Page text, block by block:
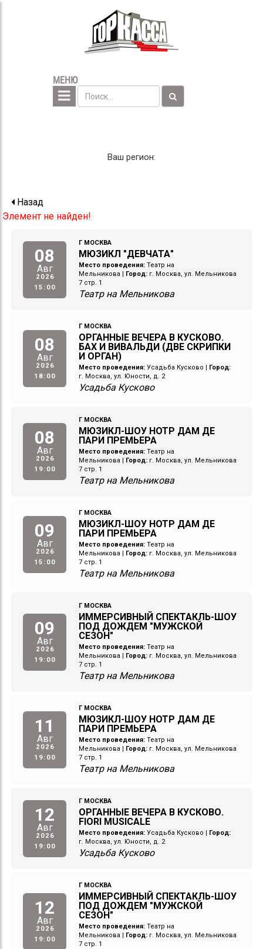
МЕНЮ
Ваш регион:
Назад
Элемент не найден!
08
Авг
2026
15:00
Г МОСКВА
МЮЗИКЛ "ДЕВЧАТА"
Место проведения: Театр на
Мельникова
Город: г. Москва, ул. Мельникова
7 стр. 1
Театр на Мельникова
08
Авг
2026
18:00
Г МОСКВА
ОРГАННЫЕ ВЕЧЕРА В КУСКОВО.
БАХ И ВИВАЛЬДИ (ДВЕ СКРИПКИ
И ОРГАН)
Место проведения: Усадьба Кусково
Город:
г. Москва, ул. Юности, д. 2
Усадьба Кусково
08
Авг
2026
19:00
Г МОСКВА
МЮЗИКЛ-ШОУ НОТР ДАМ ДЕ
ПАРИ ПРЕМЬЕРА
Место проведения: Театр на
Мельникова
Город: г. Москва, ул. Мельникова
7 стр. 1
Театр на Мельникова
09
Авг
2026
15:00
Г МОСКВА
МЮЗИКЛ-ШОУ НОТР ДАМ ДЕ
ПАРИ ПРЕМЬЕРА
Место проведения: Театр на
Мельникова
Город: г. Москва, ул. Мельникова
7 стр. 1
Театр на Мельникова
09
Авг
2026
19:00
Г МОСКВА
ИММЕРСИВНЫЙ СПЕКТАКЛЬ-ШОУ
ПОД ДОЖДЕМ "МУЖСКОЙ
СЕЗОН"
Место проведения: Театр на
Мельникова
Город: г. Москва, ул. Мельникова
7 стр. 1
Театр на Мельникова
11
Авг
2026
19:00
Г МОСКВА
МЮЗИКЛ-ШОУ НОТР ДАМ ДЕ
ПАРИ ПРЕМЬЕРА
Место проведения: Театр на
Мельникова
Город: г. Москва, ул. Мельникова
7 стр. 1
Театр на Мельникова
12
Авг
2026
19:00
Г МОСКВА
ОРГАННЫЕ ВЕЧЕРА В КУСКОВО.
FIORI MUSICALE
Место проведения: Усадьба Кусково
Город:
г. Москва, ул. Юности, д. 2
Усадьба Кусково
12
Авг
2026
19:00
Г МОСКВА
ИММЕРСИВНЫЙ СПЕКТАКЛЬ-ШОУ
ПОД ДОЖДЕМ "МУЖСКОЙ
СЕЗОН"
Место проведения: Театр на
Мельникова
Город: г. Москва, ул. Мельникова
7 стр. 1